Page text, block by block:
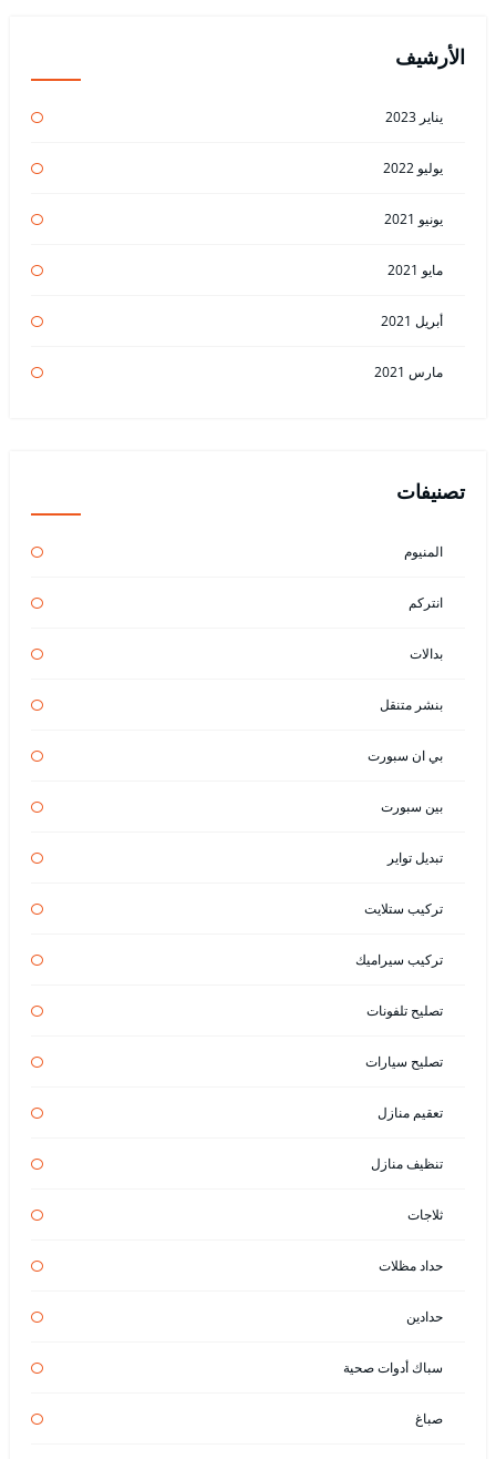
الأرشيف
يناير 2023
يوليو 2022
يونيو 2021
مايو 2021
أبريل 2021
مارس 2021
تصنيفات
المنيوم
انتركم
بدالات
بنشر متنقل
بي ان سبورت
بين سبورت
تبديل تواير
تركيب ستلايت
تركيب سيراميك
تصليح تلفونات
تصليح سيارات
تعقيم منازل
تنظيف منازل
ثلاجات
حداد مظلات
حدادين
سباك أدوات صحية
صباغ